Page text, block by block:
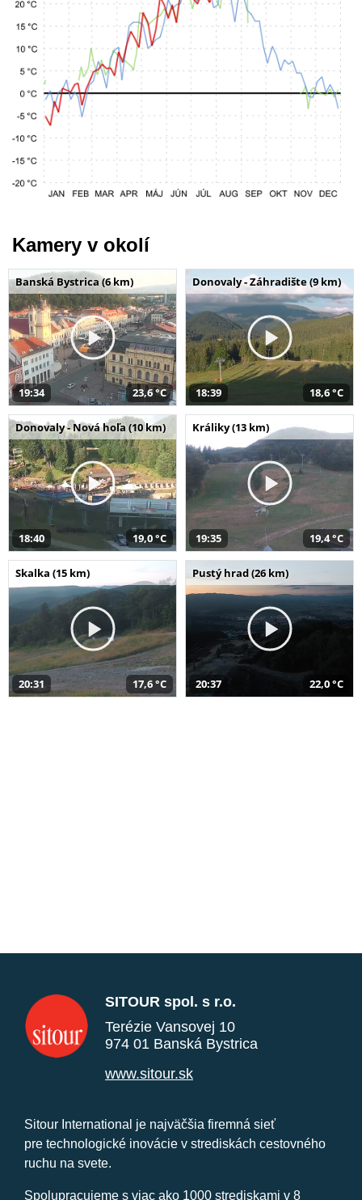
Kamery v okolí
Banská Bystrica (6 km)
19:34 23,6 °C
Donovaly - Záhradište (9 km)
18:39 18,6 °C
Donovaly - Nová hoľa (10 km)
18:40 19,0 °C
Králiky (13 km)
19:35 19,4 °C
Skalka (15 km)
20:31 17,6 °C
Pustý hrad (26 km)
20:37 22,0 °C
SITOUR spol. s r.o.
Terézie Vansovej 10
974 01 Banská Bystrica
www.sitour.sk
Sitour International je najväčšia firemná sieť
pre technologické inovácie v strediskách cestovného
ruchu na svete.
Spolupracujeme s viac ako 1000 strediskami v 8